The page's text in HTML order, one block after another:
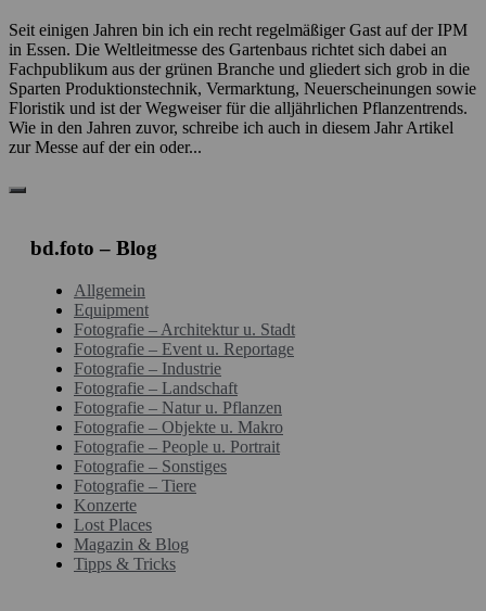
Seit einigen Jahren bin ich ein recht regelmäßiger Gast auf der IPM
in Essen. Die Weltleitmesse des Gartenbaus richtet sich dabei an
Fachpublikum aus der grünen Branche und gliedert sich grob in die
Sparten Produktionstechnik, Vermarktung, Neuerscheinungen sowie
Floristik und ist der Wegweiser für die alljährlichen Pflanzentrends.
Wie in den Jahren zuvor, schreibe ich auch in diesem Jahr Artikel
zur Messe auf der ein oder...
bd.foto – Blog
Allgemein
Equipment
Fotografie – Architektur u. Stadt
Fotografie – Event u. Reportage
Fotografie – Industrie
Fotografie – Landschaft
Fotografie – Natur u. Pflanzen
Fotografie – Objekte u. Makro
Fotografie – People u. Portrait
Fotografie – Sonstiges
Fotografie – Tiere
Konzerte
Lost Places
Magazin & Blog
Tipps & Tricks